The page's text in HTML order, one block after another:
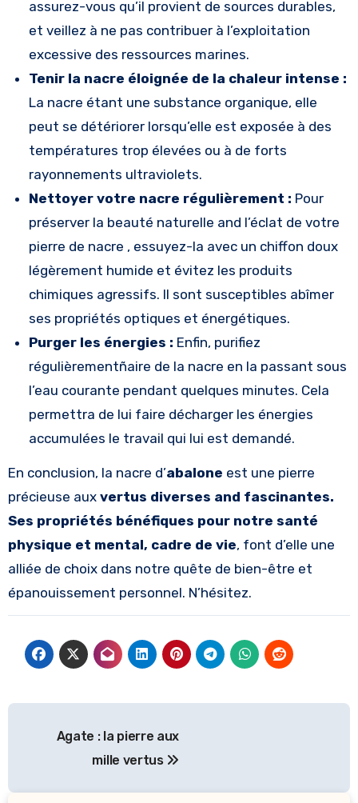
assurez-vous qu’il provient de sources durables,
et veillez à ne pas contribuer à l’exploitation
excessive des ressources marines.
Tenir la nacre éloignée de la chaleur intense :
La nacre étant une substance organique, elle
peut se détériorer lorsqu’elle est exposée à des
températures trop élevées ou à de forts
rayonnements ultraviolets.
Nettoyer votre nacre régulièrement : Pour
préserver la beauté naturelle and l’éclat de votre
pierre de nacre , essuyez-la avec un chiffon doux
légèrement humide et évitez les produits
chimiques agressifs. Il sont susceptibles abîmer
ses propriétés optiques et énergétiques.
Purger les énergies : Enfin, purifiez
régulièrementñaire de la nacre en la passant sous
l’eau courante pendant quelques minutes. Cela
permettra de lui faire décharger les énergies
accumulées le travail qui lui est demandé.
En conclusion, la nacre d’abalone est une pierre
précieuse aux vertus diverses and fascinantes.
Ses propriétés bénéfiques pour notre santé
physique et mental, cadre de vie, font d’elle une
alliée de choix dans notre quête de bien-être et
épanouissement personnel. N’hésitez.
l’article
Agate : la pierre aux
mille vertus